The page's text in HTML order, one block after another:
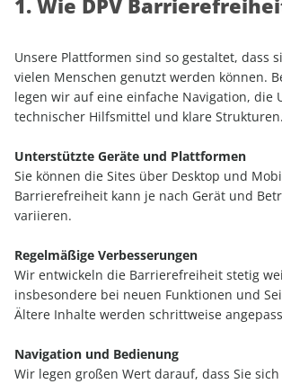
1. Wie DPV
Unsere Plattformen sind so gestaltet, dass
vielen Menschen genutzt werden können.
legen wir auf eine einfache Navigation, die
technischer Hilfsmittel und klare Strukturen.
Unterstützte Geräte und Plattformen
Sie können die Sites über Desktop und
Barrierefreiheit kann je nach Gerät und
variieren.
Regelmäßige Verbesserungen
Wir entwickeln die Barrierefreiheit stetig
insbesondere bei neuen Funktionen und
Ältere Inhalte werden schrittweise
Navigation und Bedienung
Wir legen großen Wert darauf, dass Sie